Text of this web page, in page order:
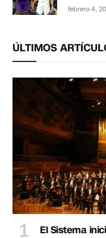
febrero 4,
ÚLTIMOS
El Sistema